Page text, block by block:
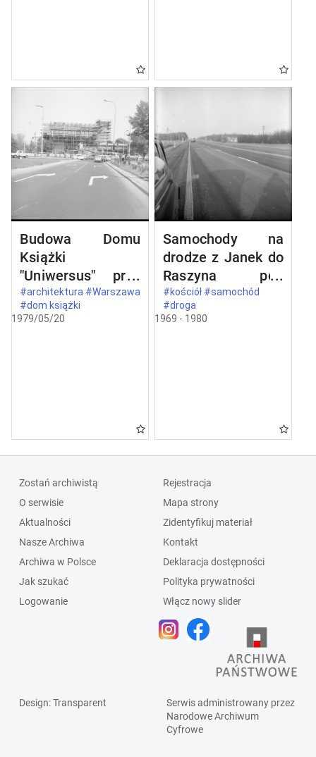
Budowa Domu
Książki
"Uniwersus" przy
ul. Belwederskiej
20/22 w
#architektura #Warszawa
#dom książki
1979/05/20
Samochody na
drodze z Janek do
Raszyna pod
Warszawą
#kościół #samochód
#droga
1969 - 1980
Zostań archiwistą
O serwisie
Aktualności
Nasze Archiwa
Archiwa w Polsce
Jak szukać
Logowanie
Rejestracja
Mapa strony
Zidentyfikuj materiał
Kontakt
Deklaracja dostępności
Polityka prywatności
Włącz nowy slider
Design: Transparent
Serwis administrowany przez
Narodowe Archiwum
Cyfrowe